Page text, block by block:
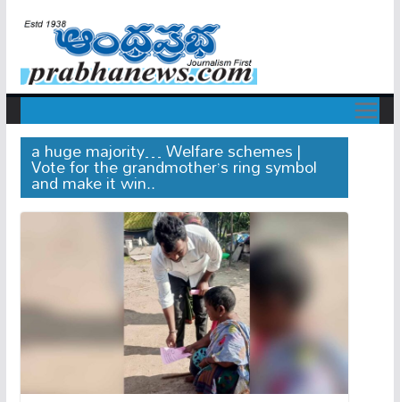
a huge majority… Welfare schemes |
Vote for the grandmother’s ring symbol
and make it win..